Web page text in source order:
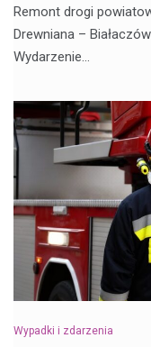
Remont drogi
Drewniana –
Wydarzenie…
Wypadki i zdarzenia